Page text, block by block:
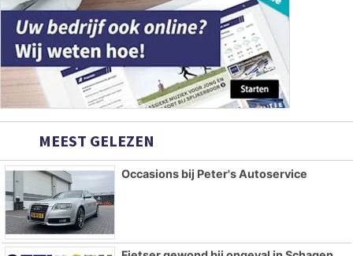
MEEST GELEZEN
Occasions bij Peter's Autoservice